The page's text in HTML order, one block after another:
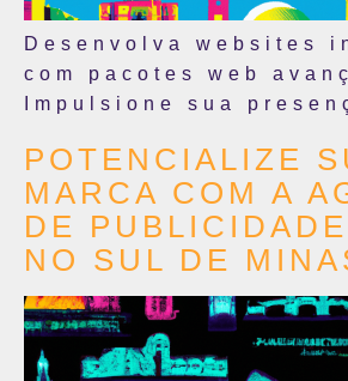
Desenvolva websites
com pacotes web
Impulsione sua
POTENCIALIZE
MARCA COM A
DE
NO SUL DE